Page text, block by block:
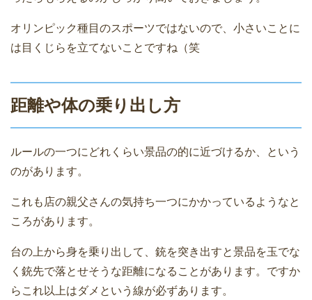
オリンピック種目のスポーツではないので、小さいことに
は目くじらを立てないことですね（笑
距離や体の乗り出し方
ルールの一つにどれくらい景品の的に近づけるか、という
のがあります。
これも店の親父さんの気持ち一つにかかっているようなと
ころがあります。
台の上から身を乗り出して、銃を突き出すと景品を玉でな
く銃先で落とせそうな距離になることがあります。ですか
らこれ以上はダメという線が必ずあります。